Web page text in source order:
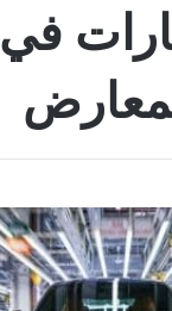
في